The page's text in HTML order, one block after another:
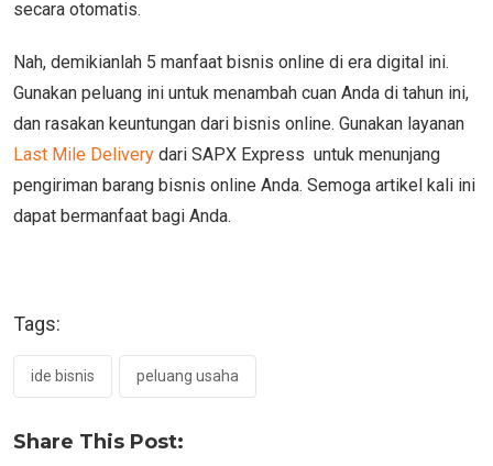
secara otomatis.
Nah, demikianlah 5 manfaat bisnis online di era digital ini.
Gunakan peluang ini untuk menambah cuan Anda di tahun ini,
dan rasakan keuntungan dari bisnis online. Gunakan layanan
Last Mile Delivery dari SAPX Express untuk menunjang
pengiriman barang bisnis online Anda. Semoga artikel kali ini
dapat bermanfaat bagi Anda.
Tags:
ide bisnis peluang usaha
Share This Post: